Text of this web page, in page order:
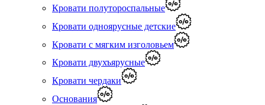
Кровати полутороспальные
Кровати одноярусные детские
Кровати с мягким изголовьем
Кровати двухъярусные
Кровати чердаки
Основания